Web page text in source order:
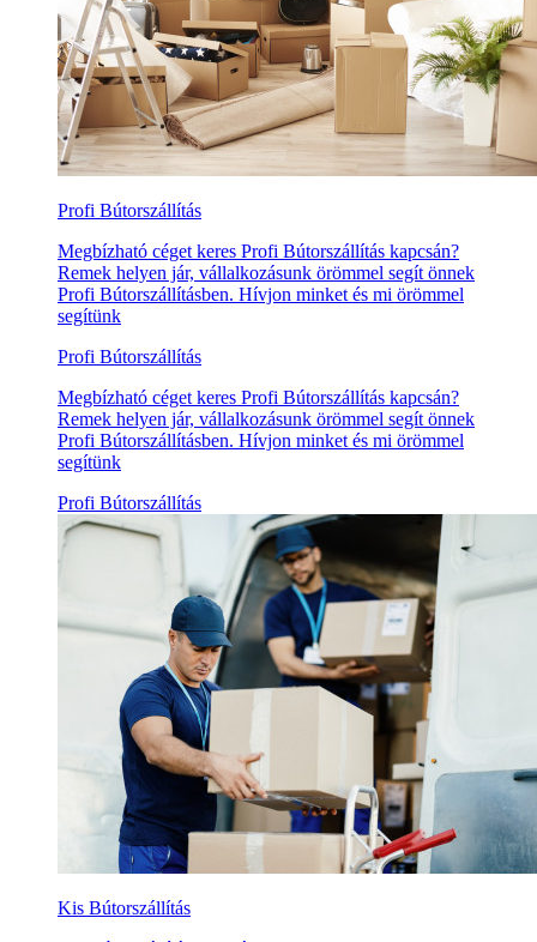
Profi Bútorszállítás
Megbízható céget keres Profi Bútorszállítás kapcsán?
Remek helyen jár, vállalkozásunk örömmel segít önnek
Profi Bútorszállításben. Hívjon minket és mi örömmel
segítünk
Profi Bútorszállítás
Megbízható céget keres Profi Bútorszállítás kapcsán?
Remek helyen jár, vállalkozásunk örömmel segít önnek
Profi Bútorszállításben. Hívjon minket és mi örömmel
segítünk
Profi Bútorszállítás
Kis Bútorszállítás